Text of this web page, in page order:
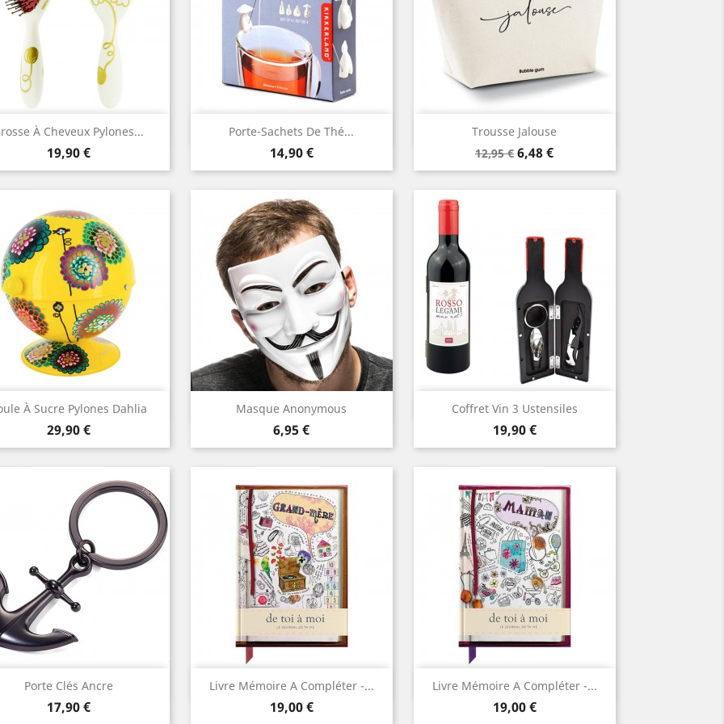
À Cheveux Pylones...
Prix
19,90 €
Aperçu rapide Porte-Sachets De Thé...
Prix
14,90 €
Aperçu rapide Trousse Jalouse
Prix
de
12,95 € Prix
6,48 €
Aperçu rapide
À Sucre Pylones Dahlia
Prix
29,90 €
Aperçu rapide Masque Anonymous
Prix
6,95 €
Aperçu rapide Coffret Vin 3 Ustensiles
Prix
19,90 €
Aperçu rapide
Porte Clés Ancre
Prix
17,90 €
Aperçu rapide Livre Mémoire A Compléter -...
Prix
19,00 €
Aperçu rapide Livre Mémoire A Compléter -...
Prix
19,00 €
Aperçu rapide